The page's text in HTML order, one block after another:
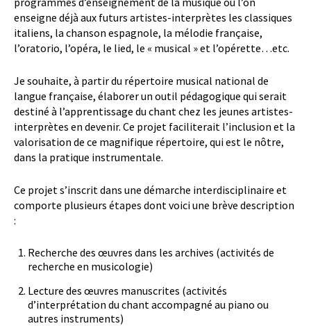
enseigne déjà aux futurs artistes-interprètes les classiques
italiens, la chanson espagnole, la mélodie française,
l’oratorio, l’opéra, le lied, le « musical » et l’opérette…etc.
Je souhaite, à partir du répertoire musical national de
langue française, élaborer un outil pédagogique qui serait
destiné à l’apprentissage du chant chez les jeunes artistes-
interprètes en devenir. Ce projet faciliterait l’inclusion et la
valorisation de ce magnifique répertoire, qui est le nôtre,
dans la pratique instrumentale.
Ce projet s’inscrit dans une démarche interdisciplinaire et
comporte plusieurs étapes dont voici une brève description
:
Recherche des œuvres dans les archives (activités de
recherche en musicologie)
Lecture des œuvres manuscrites (activités
d’interprétation du chant accompagné au piano ou
autres instruments)